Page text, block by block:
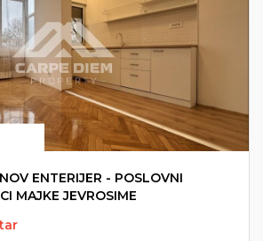
ENTERIJER - POSLOVNI
MAJKE JEVROSIME